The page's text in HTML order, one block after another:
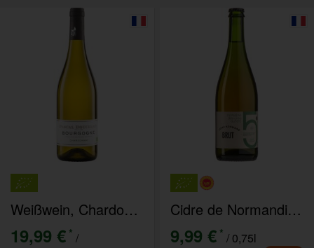
Weißwein, Chardonnay Bourgogne Bouchard
19,99 € * /
Cidre de Normandie Brut Cinq Autels
9,99 € * / 0,75l